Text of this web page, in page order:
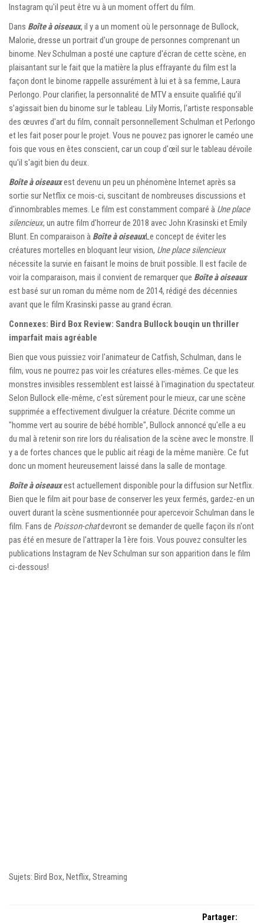
Instagram qu'il peut être vu à un moment offert du film.
Dans Boîte à oiseaux, il y a un moment où le personnage de Bullock,
Malorie, dresse un portrait d'un groupe de personnes comprenant un
binome. Nev Schulman a posté une capture d'écran de cette scène, en
plaisantant sur le fait que la matière la plus effrayante du film est la
façon dont le binome rappelle assurément à lui et à sa femme, Laura
Perlongo. Pour clarifier, la personnalité de MTV a ensuite qualifié qu’il
s’agissait bien du binome sur le tableau. Lily Morris, l'artiste responsable
des œuvres d'art du film, connaît personnellement Schulman et Perlongo
et les fait poser pour le projet. Vous ne pouvez pas ignorer le caméo une
fois que vous en êtes conscient, car un coup d'œil sur le tableau dévoile
qu'il s'agit bien du deux.
Boîte à oiseauxest devenu un peu un phénomène Internet après sa
sortie sur Netflix ce mois-ci, suscitant de nombreuses discussions et
d'innombrables memes. Le film est constamment comparé à Une place
silencieux, un autre film d'horreur de 2018 avec John Krasinski et Emily
Blunt. En comparaison à Boîte à oiseauxLe concept de éviter les
créatures mortelles en bloquant leur vision, Une place silencieux
nécessite la survie en faisant le moins de bruit possible. Il est facile de
voir la comparaison, mais il convient de remarquer que Boîte à oiseaux
est basé sur un roman du même nom de 2014, rédigé des décennies
avant que le film Krasinski passe au grand écran.
Connexes: Bird Box Review: Sandra Bullock bouqin un thriller
imparfait mais agréable
Bien que vous puissiez voir l'animateur de Catfish, Schulman, dans le
film, vous ne pourrez pas voir les créatures elles-mêmes. Ce que les
monstres invisibles ressemblent est laissé à l'imagination du spectateur.
Selon Bullock elle-même, c'est sûrement pour le mieux, car une scène
supprimée a effectivement divulguer la créature. Décrite comme un
"homme vert au sourire de bébé horrible", Bullock annoncé qu'elle a eu
du mal à retenir son rire lors du réalisation de la scène avec le monstre. Il
y a de fortes chances que le public ait réagi de la même manière. Ce fut
donc un moment heureusement laissé dans la salle de montage.
Boîte à oiseauxest actuellement disponible pour la diffusion sur Netflix.
Bien que le film ait pour base de conserver les yeux fermés, gardez-en un
ouvert durant la scène susmentionnée pour apercevoir Schulman dans le
film. Fans de Poisson-chatdevront se demander de quelle façon ils n'ont
pas été en mesure de l'attraper la 1ère fois. Vous pouvez consulter les
publications Instagram de Nev Schulman sur son apparition dans le film
ci-dessous!
Sujets: Bird Box, Netflix, Streaming
Partager: